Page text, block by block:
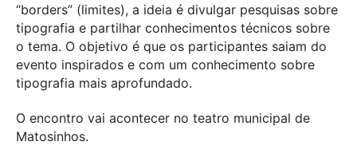
“borders” (limites), a ideia é divulgar pesquisas sobre
tipografia e partilhar conhecimentos técnicos sobre
o tema. O objetivo é que os participantes saiam do
evento inspirados e com um conhecimento sobre
tipografia mais aprofundado.
O encontro vai acontecer no teatro municipal de
Matosinhos.